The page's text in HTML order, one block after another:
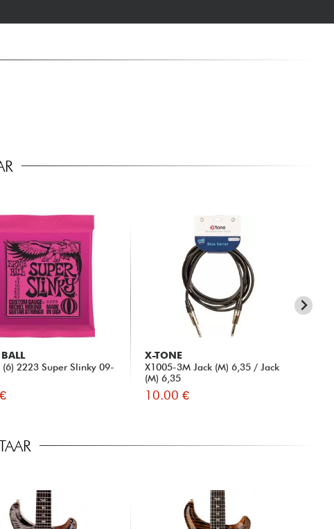
(6) 2223 Super Slinky 09-
X-TONE
X1005-3M Jack (M) 6,35 / Jack
(M) 6,35
10.00 €